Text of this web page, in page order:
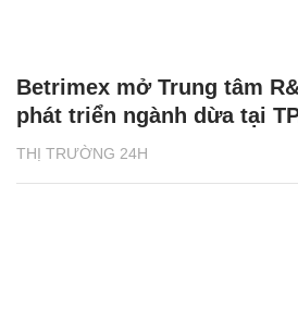
THỊ TRƯỜNG 24H
Betrimex mở Trung tâm
phát triển ngành dừa tại